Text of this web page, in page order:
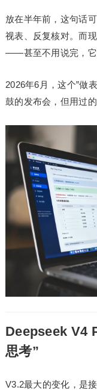
放在半年前，这句话
视表、反复核对。而
——甚至不用说完，它
2026年6月，这个”做
鼓的发布会，但用过
Deepseek V4
思考”
V3.2最大的变化，是